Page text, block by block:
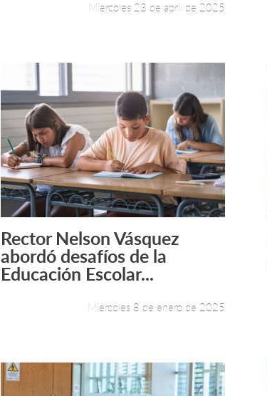
Miércoles 23 de abril de 2025
Leer más +
Rector Nelson Vásquez
abordó desafíos de la
Educación Escolar...
Miércoles 8 de enero de 2025